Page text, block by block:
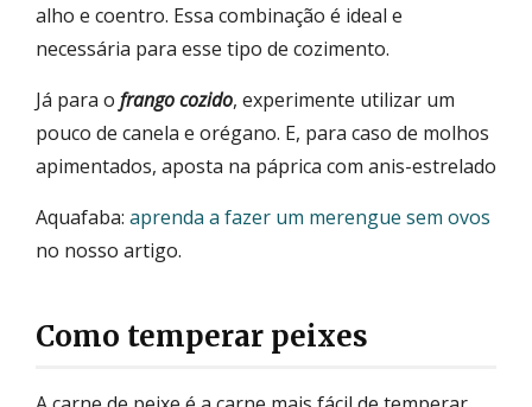
alho e coentro. Essa combinação é ideal e
necessária para esse tipo de cozimento.
Já para o frango cozido, experimente utilizar um
pouco de canela e orégano. E, para caso de molhos
apimentados, aposta na páprica com anis-estrelado
Aquafaba: aprenda a fazer um merengue sem ovos
no nosso artigo.
Como temperar peixes